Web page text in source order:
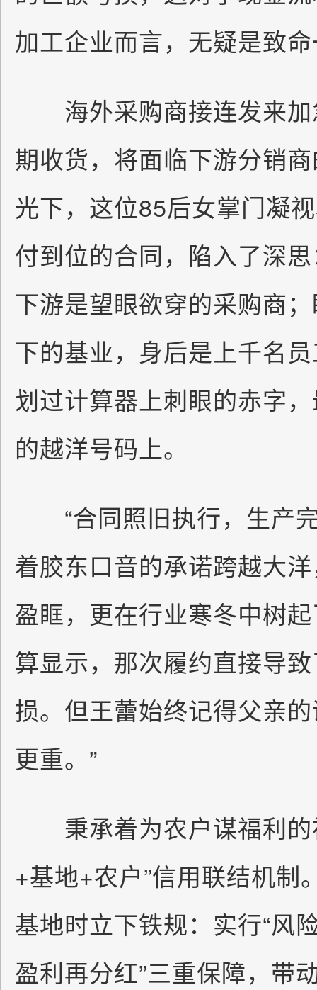
加工企业而言，无疑是致
海外采购商接连发来加
期收货，将面临下游分销
光下，这位85后女掌门凝
付到位的合同，陷入了深
下游是望眼欲穿的采购商
下的基业，身后是上千名
划过计算器上刺眼的赤字
的越洋号码上。
“合同照旧执行，生产
着胶东口音的承诺跨越大
盈眶，更在行业寒冬中树
算显示，那次履约直接导
损。但王蕾始终记得父亲
更重。”
秉承着为农户谋福利的
+基地+农户”信用联结机制
基地时立下铁规：实行“风
盈利再分红”三重保障，带